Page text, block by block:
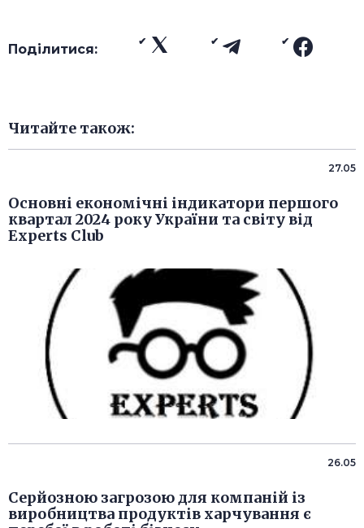
Поділитися:
Читайте також:
27.05
Основні економічні індикатори першого
квартал 2024 року України та світу від
Experts Club
26.05
Серйозною загрозою для компаній із
виробництва продуктів харчування є